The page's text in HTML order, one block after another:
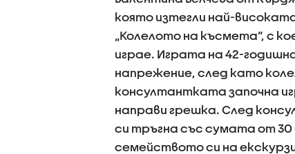
която изтегли най-
„Колелото на късмета“, с
играе. Играта на 42-
напрежение, след като
консултантката започна
направи грешка. След
си тръгна със сумата от
семейството си на